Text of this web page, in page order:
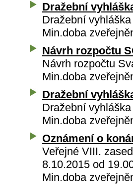
Dražební
Dražební
Min.doba
Návrh rozpočtu
Návrh rozpočtu
Min.doba
Dražební
Dražební
Min.doba
Oznámení o
Veřejné VIII.
8.10.2015 od
Min.doba